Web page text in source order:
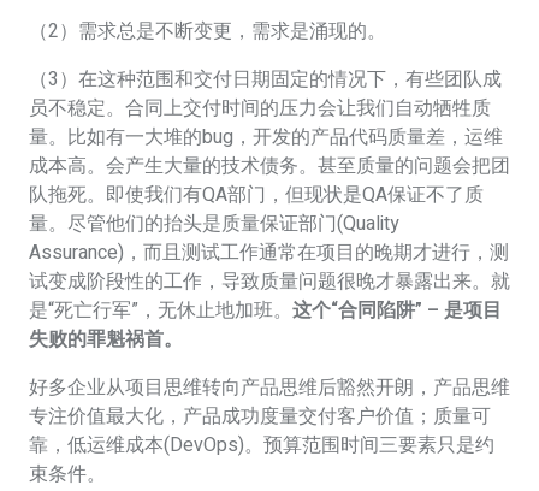
（2）需求总是不断变更，需求是涌现的。
（3）在这种范围和交付日期固定的情况下，有些团队成
员不稳定。合同上交付时间的压力会让我们自动牺牲质
量。比如有一大堆的bug，开发的产品代码质量差，运维
成本高。会产生大量的技术债务。甚至质量的问题会把团
队拖死。即使我们有QA部门，但现状是QA保证不了质
量。尽管他们的抬头是质量保证部门(Quality
Assurance)，而且测试工作通常在项目的晚期才进行，测
试变成阶段性的工作，导致质量问题很晚才暴露出来。就
是“死亡行军”，无休止地加班。 这个“合同陷阱” – 是项目
失败的罪魁祸首。
好多企业从项目思维转向产品思维后豁然开朗，产品思维
专注价值最大化，产品成功度量交付客户价值；质量可
靠，低运维成本(DevOps)。预算范围时间三要素只是约
束条件。